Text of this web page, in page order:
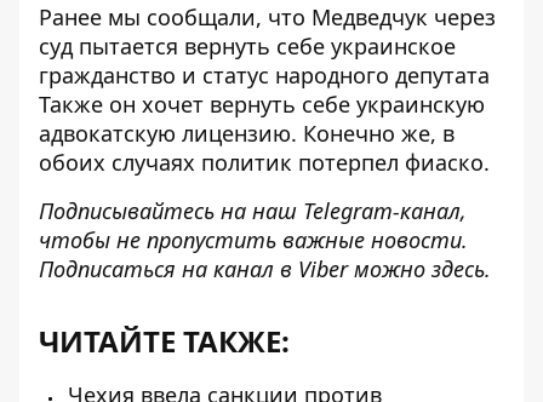
Ранее мы сообщали, что Медведчук через
суд пытается вернуть себе украинское
гражданство и статус народного депутата
Также он хочет вернуть себе украинскую
адвокатскую лицензию. Конечно же, в
обоих случаях политик потерпел фиаско.
Подписывайтесь на наш Telegram-канал,
чтобы не пропустить важные новости.
Подписаться на канал в Viber можно здесь.
ЧИТАЙТЕ ТАКЖЕ:
Чехия ввела санкции против